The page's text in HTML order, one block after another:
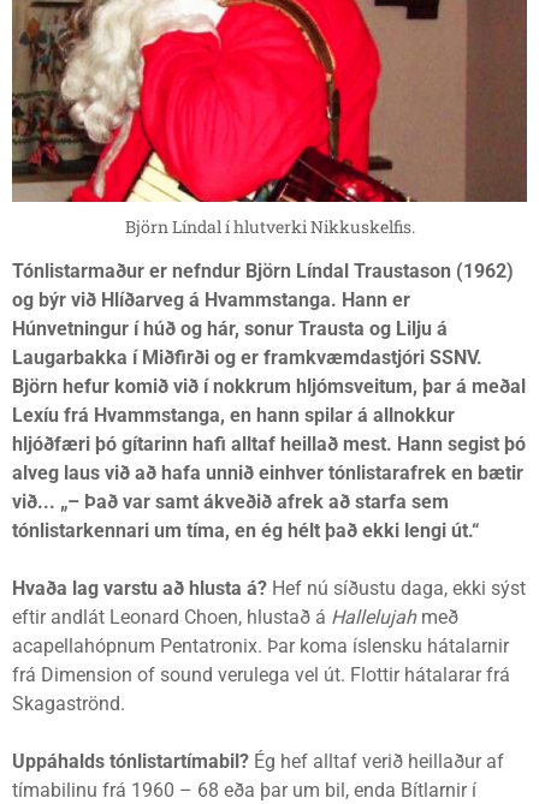
Björn Líndal í hlutverki Nikkuskelfis.
Tónlistarmaður er nefndur Björn Líndal Traustason (1962)
og býr við Hlíðarveg á Hvammstanga. Hann er
Húnvetningur í húð og hár, sonur Trausta og Lilju á
Laugarbakka í Miðfirði og er framkvæmdastjóri SSNV.
Björn hefur komið við í nokkrum hljómsveitum, þar á meðal
Lexíu frá Hvammstanga, en hann spilar á allnokkur
hljóðfæri þó gítarinn hafi alltaf heillað mest. Hann segist þó
alveg laus við að hafa unnið ein hver tónlistarafrek en bætir
við... „– Það var samt ákveðið afrek að starfa sem
tónlistarkennari um tíma, en ég hélt það ekki lengi út.“
Hvaða lag varstu að hlusta á? Hef nú síðustu daga, ekki sýst
eftir andlát Leonard Choen, hlustað á Hallelujahmeð
acapellahópnum Pentatronix. Þar koma íslensku hátalarnir
frá Dimension of sound verulega vel út. Flottir hátalarar frá
Skagaströnd.
Uppáhalds tónlistartímabil? Ég hef alltaf verið heillaður af
tímabilinu frá 1960 – 68 eða þar um bil, enda Bítlarnir í